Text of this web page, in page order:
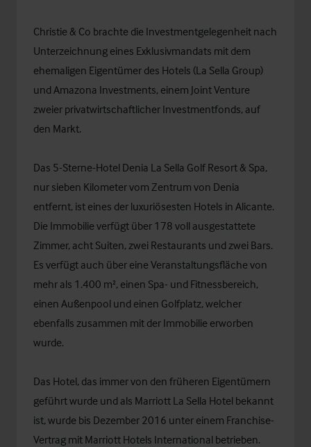
Christie & Co brachte die Investmentgelegenheit nach
Unterzeichnung eines Exklusivmandats mit dem
ehemaligen Eigentümer des Hotels (La Sella Group)
und Amazona Investments, einem Joint Venture
zweier privatwirtschaftlicher Investmentfonds, auf
den Markt.
Das 5-Sterne-Hotel Denia La Sella Golf Resort & Spa,
nur sieben Kilometer vom Zentrum von Denia
entfernt, ist eines der luxuriösesten Hotels in Alicante.
Die Immobilie verfügt über 178 voll ausgestattete
Zimmer, acht Suiten, zwei Restaurants und zwei Bars.
Es verfügt auch über eine Veranstaltungsfläche von
mehr als 1.400 m², einen Spa- und Fitnessbereich,
einen Außenpool und einen Golfplatz, welcher
ebenfalls zusammen mit der Immobilie erworben
wurde.
Das Hotel, das immer von den früheren Eigentümern
geführt wurde und als Marriott La Sella Hotel bekannt
ist, wurde bis Dezember 2016 unter einem Franchise-
Vertrag mit Marriott Hotels International betrieben.